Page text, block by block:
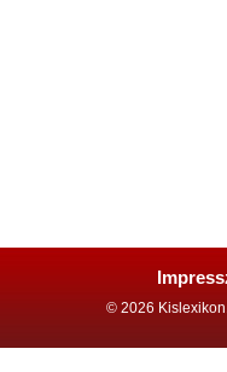
© 2026